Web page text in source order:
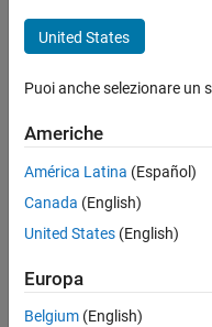
United States
Puoi anche selezionare un
Americhe
América Latina (Español)
Canada (English)
United States (English)
Europa
Belgium (English)